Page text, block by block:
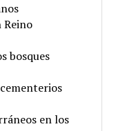
Reino
bosques
en los